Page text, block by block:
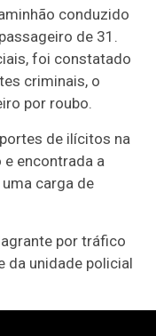
conduzido
de 31.
foi constatado
criminais, o
por roubo.
de ilícitos na
encontrada a
carga de
por tráfico
da unidade policial